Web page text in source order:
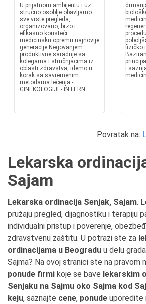
U prijatnom ambijentu i uz
stručno osoblje obavljamo
sve vrste pregleda,
organizovano, brzo i
efikasno koristeći
medicinsku opremu najnovije
generacije.Negovanjem
produktivne saradnje sa
kolegama i stručnjacima iz
oblasti zdravstva, idemo u
korak sa savremenim
metodama lečenja.-
GINEKOLOGIJE- INTERN...
fizičko
i
Povratak na:
Lekarska
Sajam
Lekarska ordinacija Senjak, Sajam.
pružaju pregled, dijagnostiku i terapiju
individualni pristup i poverenje,
zdravstvenu zaštitu. U potrazi ste za
ordinacijama u Beogradu u delu
Sajma? Na ovoj stranici ste na pravom
ponude firmi koje se bave lekarskim
Senjaku na Sajmu oko Sajma kod
keju, saznajte cene, ponude uporedite